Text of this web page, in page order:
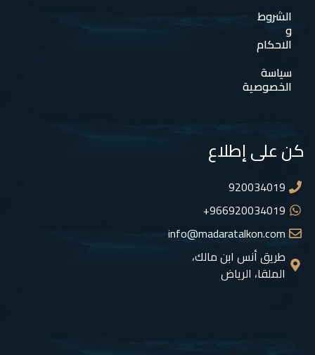
الشروط
و
الاحكام
سياسة
الخصوصية
كن على إطلاع
920034019
966920034019+
info@madaratalkon.com
طريق أنس ابن مالك،
الملقا، الرياض